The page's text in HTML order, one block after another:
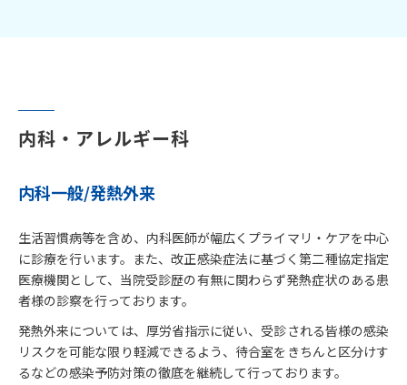
内科・アレルギー科
内科一般/発熱外来
生活習慣病等を含め、内科医師が幅広くプライマリ・ケアを中心
に診療を行います。また、改正感染症法に基づく第二種協定指定
医療機関として、当院受診歴の有無に関わらず発熱症状のある患
者様の診察を行っております。
発熱外来については、厚労省指示に従い、受診される皆様の感染
リスクを可能な限り軽減できるよう、待合室をきちんと区分けす
るなどの感染予防対策の徹底を継続して行っております。